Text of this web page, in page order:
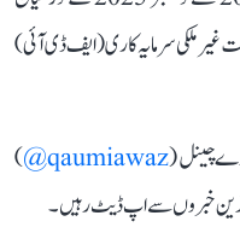
کی براہ راست غیر ملکی سرمایہ کاری (ایف ڈی آئی)
چینل (qaumiawaz@
)
ترین خبروں سے اپ ڈیٹ رہیں۔